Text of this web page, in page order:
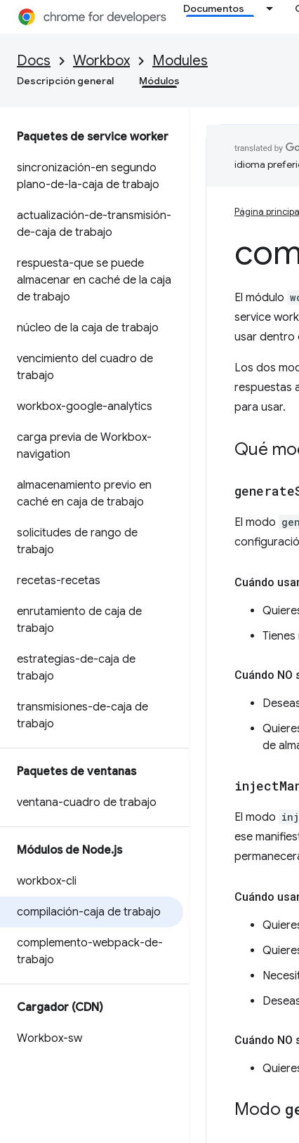
Documentos
Docs Workbox Modules
Descripción general Módulos
Paquetes de service worker
sincronización-en segundo
plano-de-la-caja de trabajo
actualización-de-transmisión-
de-caja de trabajo
respuesta-que se puede
almacenar en caché de la caja
de trabajo
núcleo de la caja de trabajo
vencimiento del cuadro de
trabajo
workbox-google-analytics
carga previa de Workbox-
navigation
almacenamiento previo en
caché en caja de trabajo
solicitudes de rango de
trabajo
recetas-recetas
enrutamiento de caja de
trabajo
estrategias-de-caja de
trabajo
transmisiones-de-caja de
trabajo
Paquetes de ventanas
ventana-cuadro de trabajo
Módulos de Node.js
workbox-cli
compilación-caja de trabajo
complemento-webpack-de-
trabajo
Cargador (CDN)
Workbox-sw
idioma
Página
El módulo
service
usar dentro
Los dos
respuestas
para usar.
Qué
generate
El modo
Cuándo
Cuándo NO
de
inject
El modo
ese
Cuándo
Cuándo NO
Modo